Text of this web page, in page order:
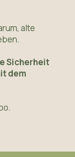
alte
Sicherheit
dem